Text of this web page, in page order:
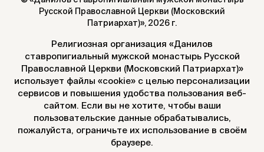
Русской Православной Церкви (Московский
Патриархат)», 2026 г.
Религиозная организация «Данилов
ставропигиальный мужской монастырь Русской
Православной Церкви (Московский Патриархат)»
использует файлы «cookie» с целью персонализации
сервисов и повышения удобства пользования веб-
сайтом. Если вы не хотите, чтобы ваши
пользовательские данные обрабатывались,
пожалуйста, ограничьте их использование в своём
браузере.